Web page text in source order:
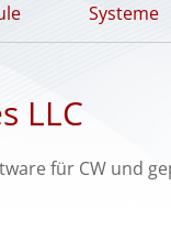
Systeme
LLC
für CW und